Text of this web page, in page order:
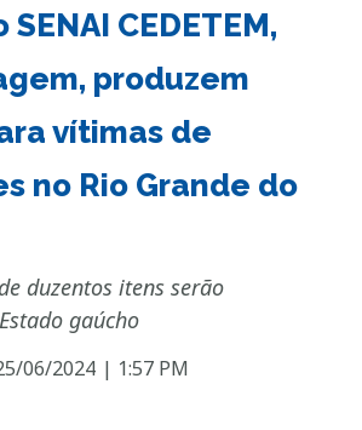
CEDETEM,
produzem
vítimas de
no Rio Grande do
duzentos itens serão
gaúcho
06/2024 | 1:57 PM